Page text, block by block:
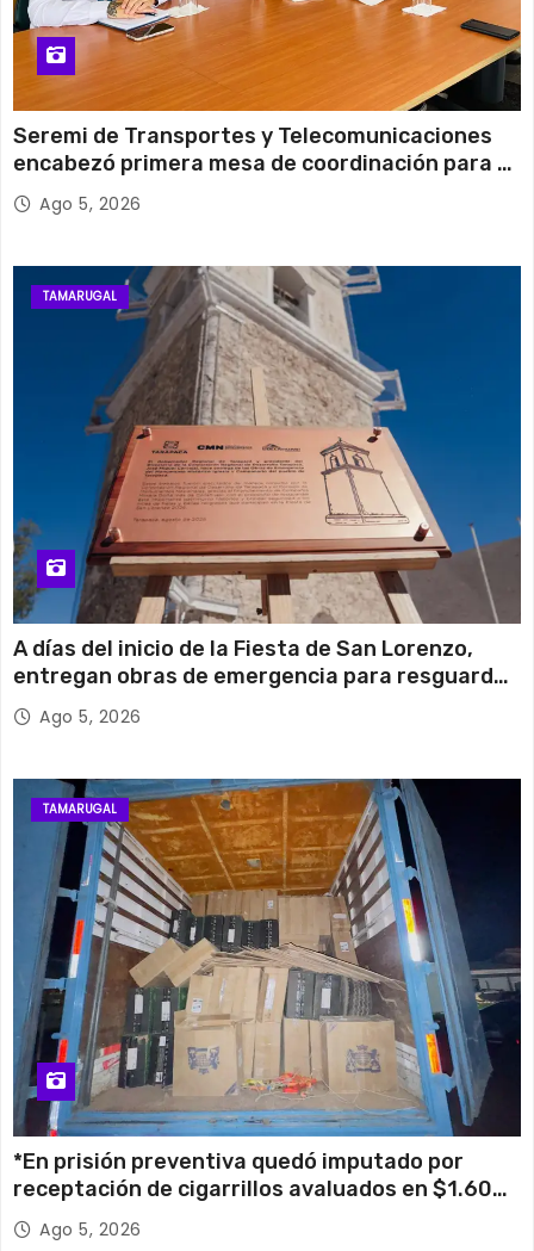
Seremi de Transportes y Telecomunicaciones
encabezó primera mesa de coordinación para el
retiro de cables en desuso en Iquique
Ago 5, 2026
TAMARUGAL
A días del inicio de la Fiesta de San Lorenzo,
entregan obras de emergencia para resguardar
su histórico campanario
Ago 5, 2026
TAMARUGAL
*En prisión preventiva quedó imputado por
receptación de cigarrillos avaluados en $1.600
millones*
Ago 5, 2026